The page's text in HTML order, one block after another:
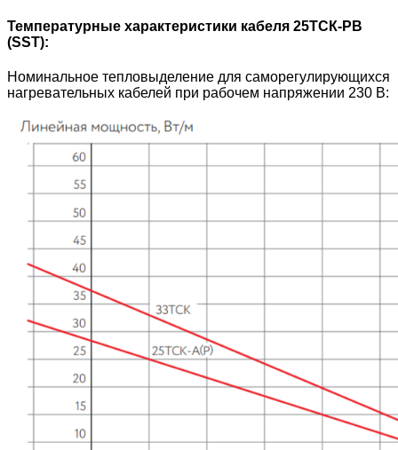
Температурные характеристики кабеля 25ТСК-РВ
(SST):
Номинальное тепловыделение для саморегулирующихся
нагревательных кабелей при рабочем напряжении 230 В: